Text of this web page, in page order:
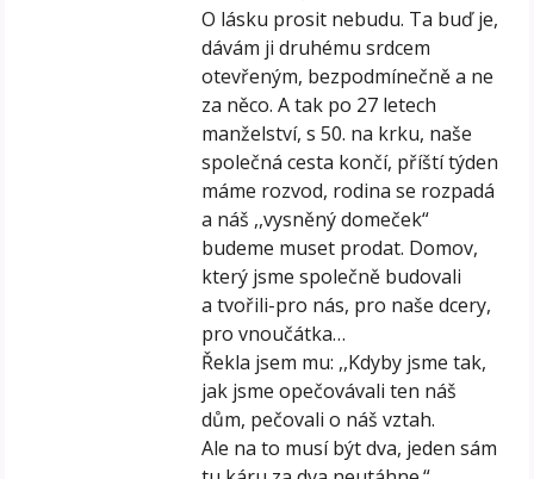
O lásku prosit nebudu. Ta buď je,
dávám ji druhému srdcem
otevřeným, bezpodmínečně a ne
za něco. A tak po 27 letech
manželství, s 50. na krku, naše
společná cesta končí, příští týden
máme rozvod, rodina se rozpadá
a náš ,,vysněný domeček“
budeme muset prodat. Domov,
který jsme společně budovali
a tvořili-pro nás, pro naše dcery,
pro vnoučátka…
Řekla jsem mu: ,,Kdyby jsme tak,
jak jsme opečovávali ten náš
dům, pečovali o náš vztah.
Ale na to musí být dva, jeden sám